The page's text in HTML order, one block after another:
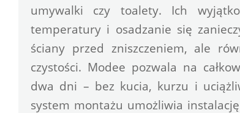
umywalki czy toalety. Ich
temperatury i osadzanie się
ściany przed zniszczeniem, ale
czystości. Modee pozwala na
dwa dni – bez kucia, kurzu i
system montażu umożliwia